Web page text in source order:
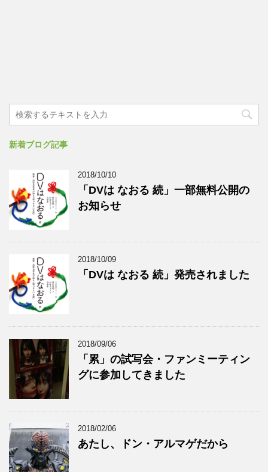
新着ブログ記事
2018/10/10
「DVは なおる 続」一部無料公開の
お知らせ
2018/10/09
「DVは なおる 続」発売されました
2018/09/06
「累」の試写会・ファンミーティン
グに参加してきました
2018/02/06
あたし、ドン・アルマゲだから